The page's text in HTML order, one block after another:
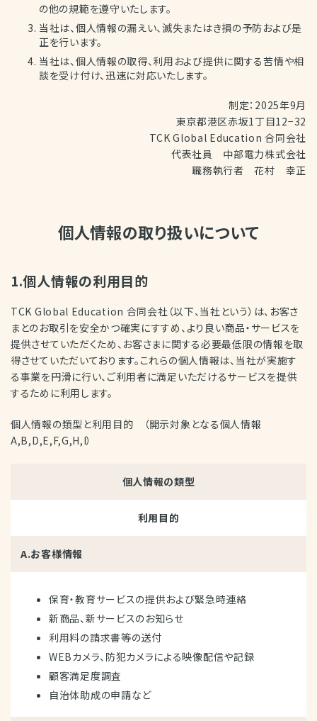
の他の規範を遵守いたします。
当社は、個人情報の漏えい、滅失またはき損の予防および是
正を行います。
当社は、個人情報の取得、利用および提供に関する苦情や相
談を受け付け、迅速に対応いたします。
制定：2025年9月
東京都港区赤坂1丁目12−32
TCK Global Education 合同会社
代表社員 中部電力株式会社
職務執行者 花村 幸正
個人情報の取り扱いについて
1.個人情報の利用目的
TCK Global Education 合同会社（以下、当社という）は、お客さ
まとのお取引を安全かつ確実にすすめ、より良い商品・サービスを
提供させていただくため、お客さまに関する必要最低限の情報を取
得させていただいております。これらの個人情報は、当社が実施す
る事業を円滑に行い、ご利用者に満足いただけるサービスを提供
するために利用します。
個人情報の類型と利用目的 （開示対象となる個人情報
A,B,D,E,F,G,H,I）
個人情報の類型
利用目的
A.お客様情報
保育・教育サービスの提供および緊急時連絡
新商品、新サービスのお知らせ
利用料の請求書等の送付
WEBカメラ、防犯カメラによる映像配信や記録
顧客満足度調査
自治体助成の申請など